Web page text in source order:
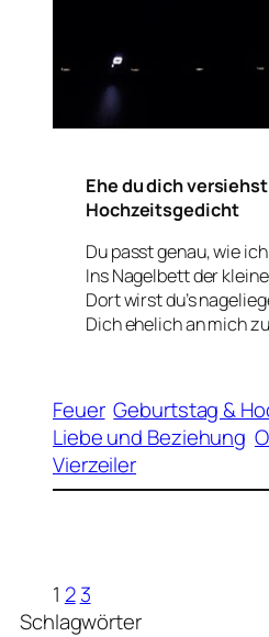
Ehe du dich
Hochzeitsgedicht
Du passt genau, wie
Ins Nagelbett der
Dort wirst du’s
Dich ehelich an mich
Feuer Geburtstag &
Liebe und Beziehung
Vierzeiler
1 2 3
Schlagwörter